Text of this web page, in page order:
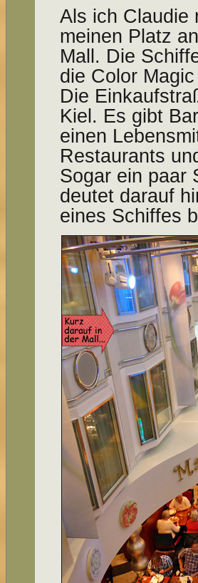
Als ich Claudie
meinen Platz
Mall. Die
die Color
Die
Kiel. Es gibt
einen
Restaurants
Sogar ein paar
deutet darauf
eines Schiffes